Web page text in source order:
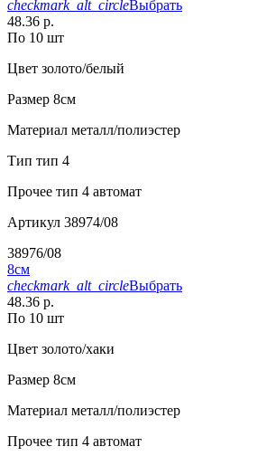
checkmark_alt_circleВыбрать
48.36 р.
По 10 шт
Цвет золото/белый
Размер 8см
Материал металл/полиэстер
Тип тип 4
Прочее тип 4 автомат
Артикул 38974/08
38976/08
8см
checkmark_alt_circleВыбрать
48.36 р.
По 10 шт
Цвет золото/хаки
Размер 8см
Материал металл/полиэстер
Прочее тип 4 автомат